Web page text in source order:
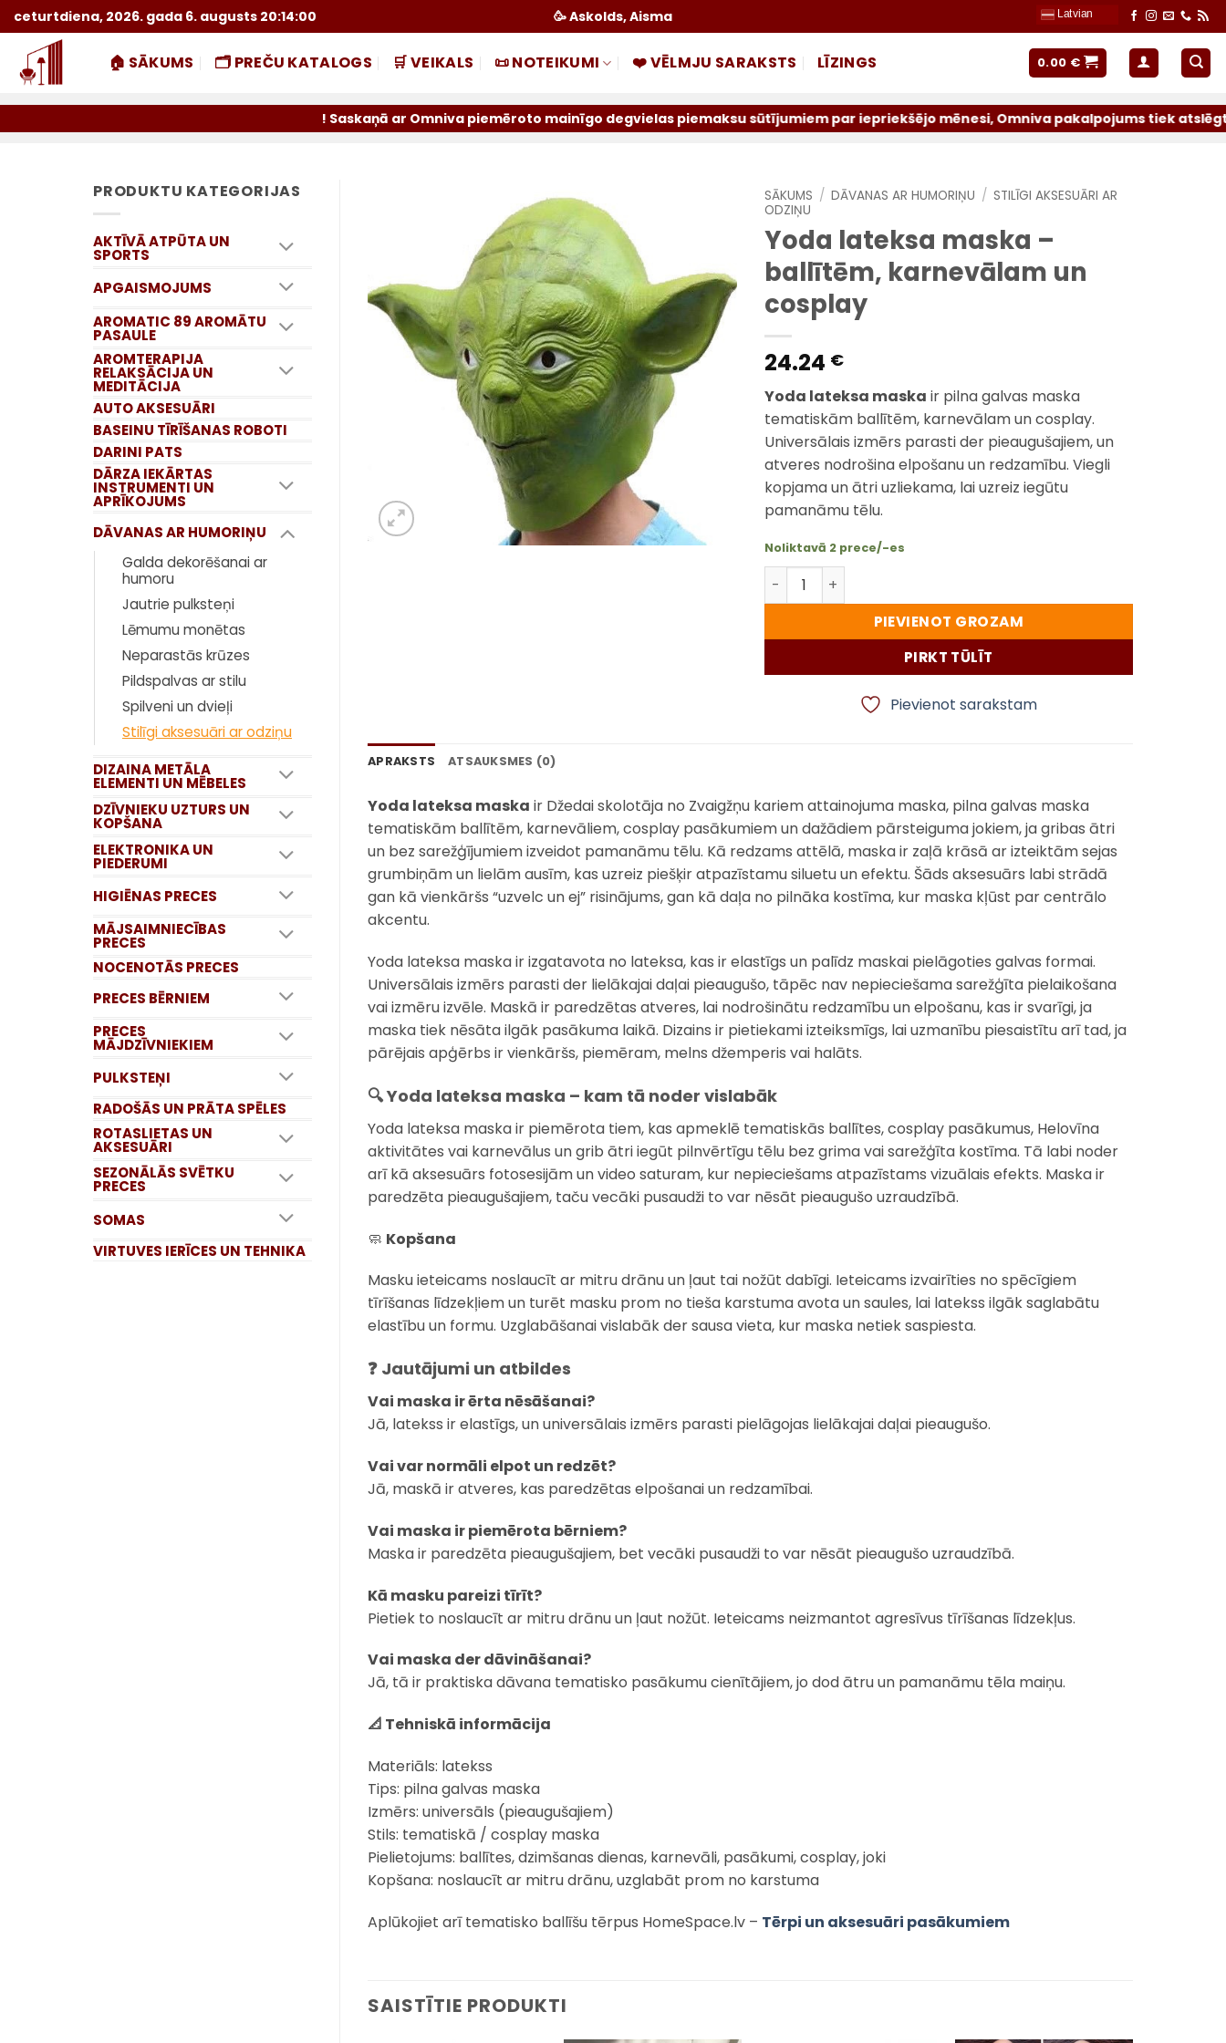
Skip
to
content
ceturtdiena, 2026. gada 6. augusts 20:14:01 🥳 Askolds, Aisma Latvian
🏠 SĀKUMS 🗂️ PREČU KATALOGS 🛒 VEIKALS 📜 NOTEIKUMI ❤️ VĒLMJU SARAKSTS LĪZINGS 0.00 €
! Saskaņā ar Omniva piemēroto mainīgo degvielas piemaksu sūtījumiem par iepriekšējo mēnesi, Omniva pakalpojums tiek atslēgts uz
PRODUKTU KATEGORIJAS
AKTĪVĀ ATPŪTA UN
SPORTS
APGAISMOJUMS
AROMATIC 89 AROMĀTU
PASAULE
AROMTERAPIJA
RELAKSĀCIJA UN
MEDITĀCIJA
AUTO AKSESUĀRI
BASEINU TĪRĪŠANAS ROBOTI
DARINI PATS
DĀRZA IEKĀRTAS
INSTRUMENTI UN
APRĪKOJUMS
DĀVANAS AR HUMORIŅU
Galda dekorēšanai ar
humoru
Jautrie pulksteņi
Lēmumu monētas
Neparastās krūzes
Pildspalvas ar stilu
Spilveni un dvieļi
Stilīgi aksesuāri ar odziņu
DIZAINA METĀLA
ELEMENTI UN MĒBELES
DZĪVNIEKU UZTURS UN
KOPŠANA
ELEKTRONIKA UN
PIEDERUMI
HIGIĒNAS PRECES
MĀJSAIMNIECĪBAS
PRECES
NOCENOTĀS PRECES
PRECES BĒRNIEM
PRECES
MĀJDZĪVNIEKIEM
PULKSTEŅI
RADOŠĀS UN PRĀTA SPĒLES
ROTASLIETAS UN
AKSESUĀRI
SEZONĀLĀS SVĒTKU
PRECES
SOMAS
VIRTUVES IERĪCES UN TEHNIKA
SĀKUMS / DĀVANAS AR HUMORIŅU / STILĪGI AKSESUĀRI AR
ODZIŅU
Yoda lateksa maska –
ballītēm, karnevālam un
cosplay
24.24 €
Yoda lateksa maska ir pilna galvas maska
tematiskām ballītēm, karnevālam un cosplay.
Universālais izmērs parasti der pieaugušajiem, un
atveres nodrošina elpošanu un redzamību. Viegli
kopjama un ātri uzliekama, lai uzreiz iegūtu
pamanāmu tēlu.
Noliktavā 2 prece/-es
Yoda lateksa maska – ballītēm, karnevālam un cosplay daudzums
PIEVIENOT GROZAM
PIRKT TŪLĪT
Pievienot sarakstam
APRAKSTS ATSAUKSMES (0)
Yoda lateksa maska ir Džedai skolotāja no Zvaigžņu kariem attainojuma maska, pilna galvas maska
tematiskām ballītēm, karnevāliem, cosplay pasākumiem un dažādiem pārsteiguma jokiem, ja gribas ātri
un bez sarežģījumiem izveidot pamanāmu tēlu. Kā redzams attēlā, maska ir zaļā krāsā ar izteiktām sejas
grumbiņām un lielām ausīm, kas uzreiz piešķir atpazīstamu siluetu un efektu. Šāds aksesuārs labi strādā
gan kā vienkāršs “uzvelc un ej” risinājums, gan kā daļa no pilnāka kostīma, kur maska kļūst par centrālo
akcentu.
Yoda lateksa maska ir izgatavota no lateksa, kas ir elastīgs un palīdz maskai pielāgoties galvas formai.
Universālais izmērs parasti der lielākajai daļai pieaugušo, tāpēc nav nepieciešama sarežģīta pielaikošana
vai izmēru izvēle. Maskā ir paredzētas atveres, lai nodrošinātu redzamību un elpošanu, kas ir svarīgi, ja
maska tiek nēsāta ilgāk pasākuma laikā. Dizains ir pietiekami izteiksmīgs, lai uzmanību piesaistītu arī tad, ja
pārējais apģērbs ir vienkāršs, piemēram, melns džemperis vai halāts.
🔍 Yoda lateksa maska – kam tā noder vislabāk
Yoda lateksa maska ir piemērota tiem, kas apmeklē tematiskās ballītes, cosplay pasākumus, Helovīna
aktivitātes vai karnevālus un grib ātri iegūt pilnvērtīgu tēlu bez grima vai sarežģīta kostīma. Tā labi noder
arī kā aksesuārs fotosesijām un video saturam, kur nepieciešams atpazīstams vizuālais efekts. Maska ir
paredzēta pieaugušajiem, taču vecāki pusaudži to var nēsāt pieaugušo uzraudzībā.
🧼 Kopšana
Masku ieteicams noslaucīt ar mitru drānu un ļaut tai nožūt dabīgi. Ieteicams izvairīties no spēcīgiem
tīrīšanas līdzekļiem un turēt masku prom no tieša karstuma avota un saules, lai latekss ilgāk saglabātu
elastību un formu. Uzglabāšanai vislabāk der sausa vieta, kur maska netiek saspiesta.
❓ Jautājumi un atbildes
Vai maska ir ērta nēsāšanai?
Jā, latekss ir elastīgs, un universālais izmērs parasti pielāgojas lielākajai daļai pieaugušo.
Vai var normāli elpot un redzēt?
Jā, maskā ir atveres, kas paredzētas elpošanai un redzamībai.
Vai maska ir piemērota bērniem?
Maska ir paredzēta pieaugušajiem, bet vecāki pusaudži to var nēsāt pieaugušo uzraudzībā.
Kā masku pareizi tīrīt?
Pietiek to noslaucīt ar mitru drānu un ļaut nožūt. Ieteicams neizmantot agresīvus tīrīšanas līdzekļus.
Vai maska der dāvināšanai?
Jā, tā ir praktiska dāvana tematisko pasākumu cienītājiem, jo dod ātru un pamanāmu tēla maiņu.
📐 Tehniskā informācija
Materiāls: latekss
Tips: pilna galvas maska
Izmērs: universāls (pieaugušajiem)
Stils: tematiskā / cosplay maska
Pielietojums: ballītes, dzimšanas dienas, karnevāli, pasākumi, cosplay, joki
Kopšana: noslaucīt ar mitru drānu, uzglabāt prom no karstuma
Aplūkojiet arī tematisko ballīšu tērpus HomeSpace.lv – Tērpi un aksesuāri pasākumiem
SAISTĪTIE PRODUKTI